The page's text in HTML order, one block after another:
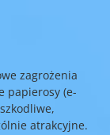
zagrożenia
papierosy (e-
atrakcyjne.